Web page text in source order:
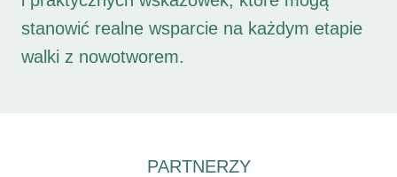
stanowić realne wsparcie na każdym etapie
walki z nowotworem.
PARTNERZY